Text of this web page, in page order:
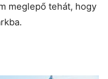
meglepő tehát, hogy